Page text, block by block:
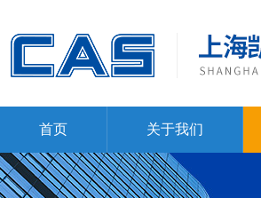
首页 关于我们